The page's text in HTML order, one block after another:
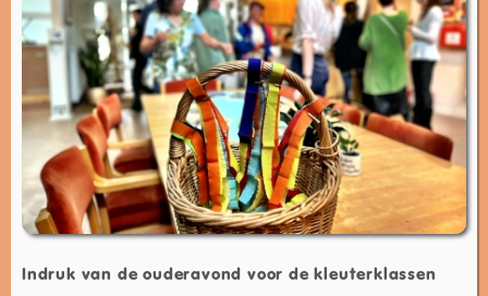
Indruk van de ouderavond voor de kleuterklassen